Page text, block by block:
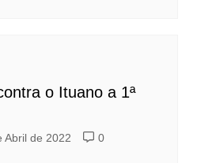
o Ituano a 1ª
Abril de 2022 0